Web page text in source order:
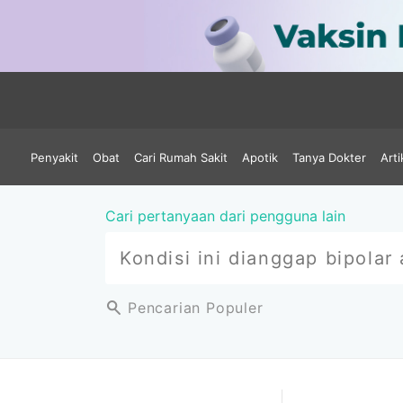
Penyakit Obat Cari Rumah Sakit Apotik Tanya Dokter
Cari pertanyaan dari pengguna lain
Pencarian Populer